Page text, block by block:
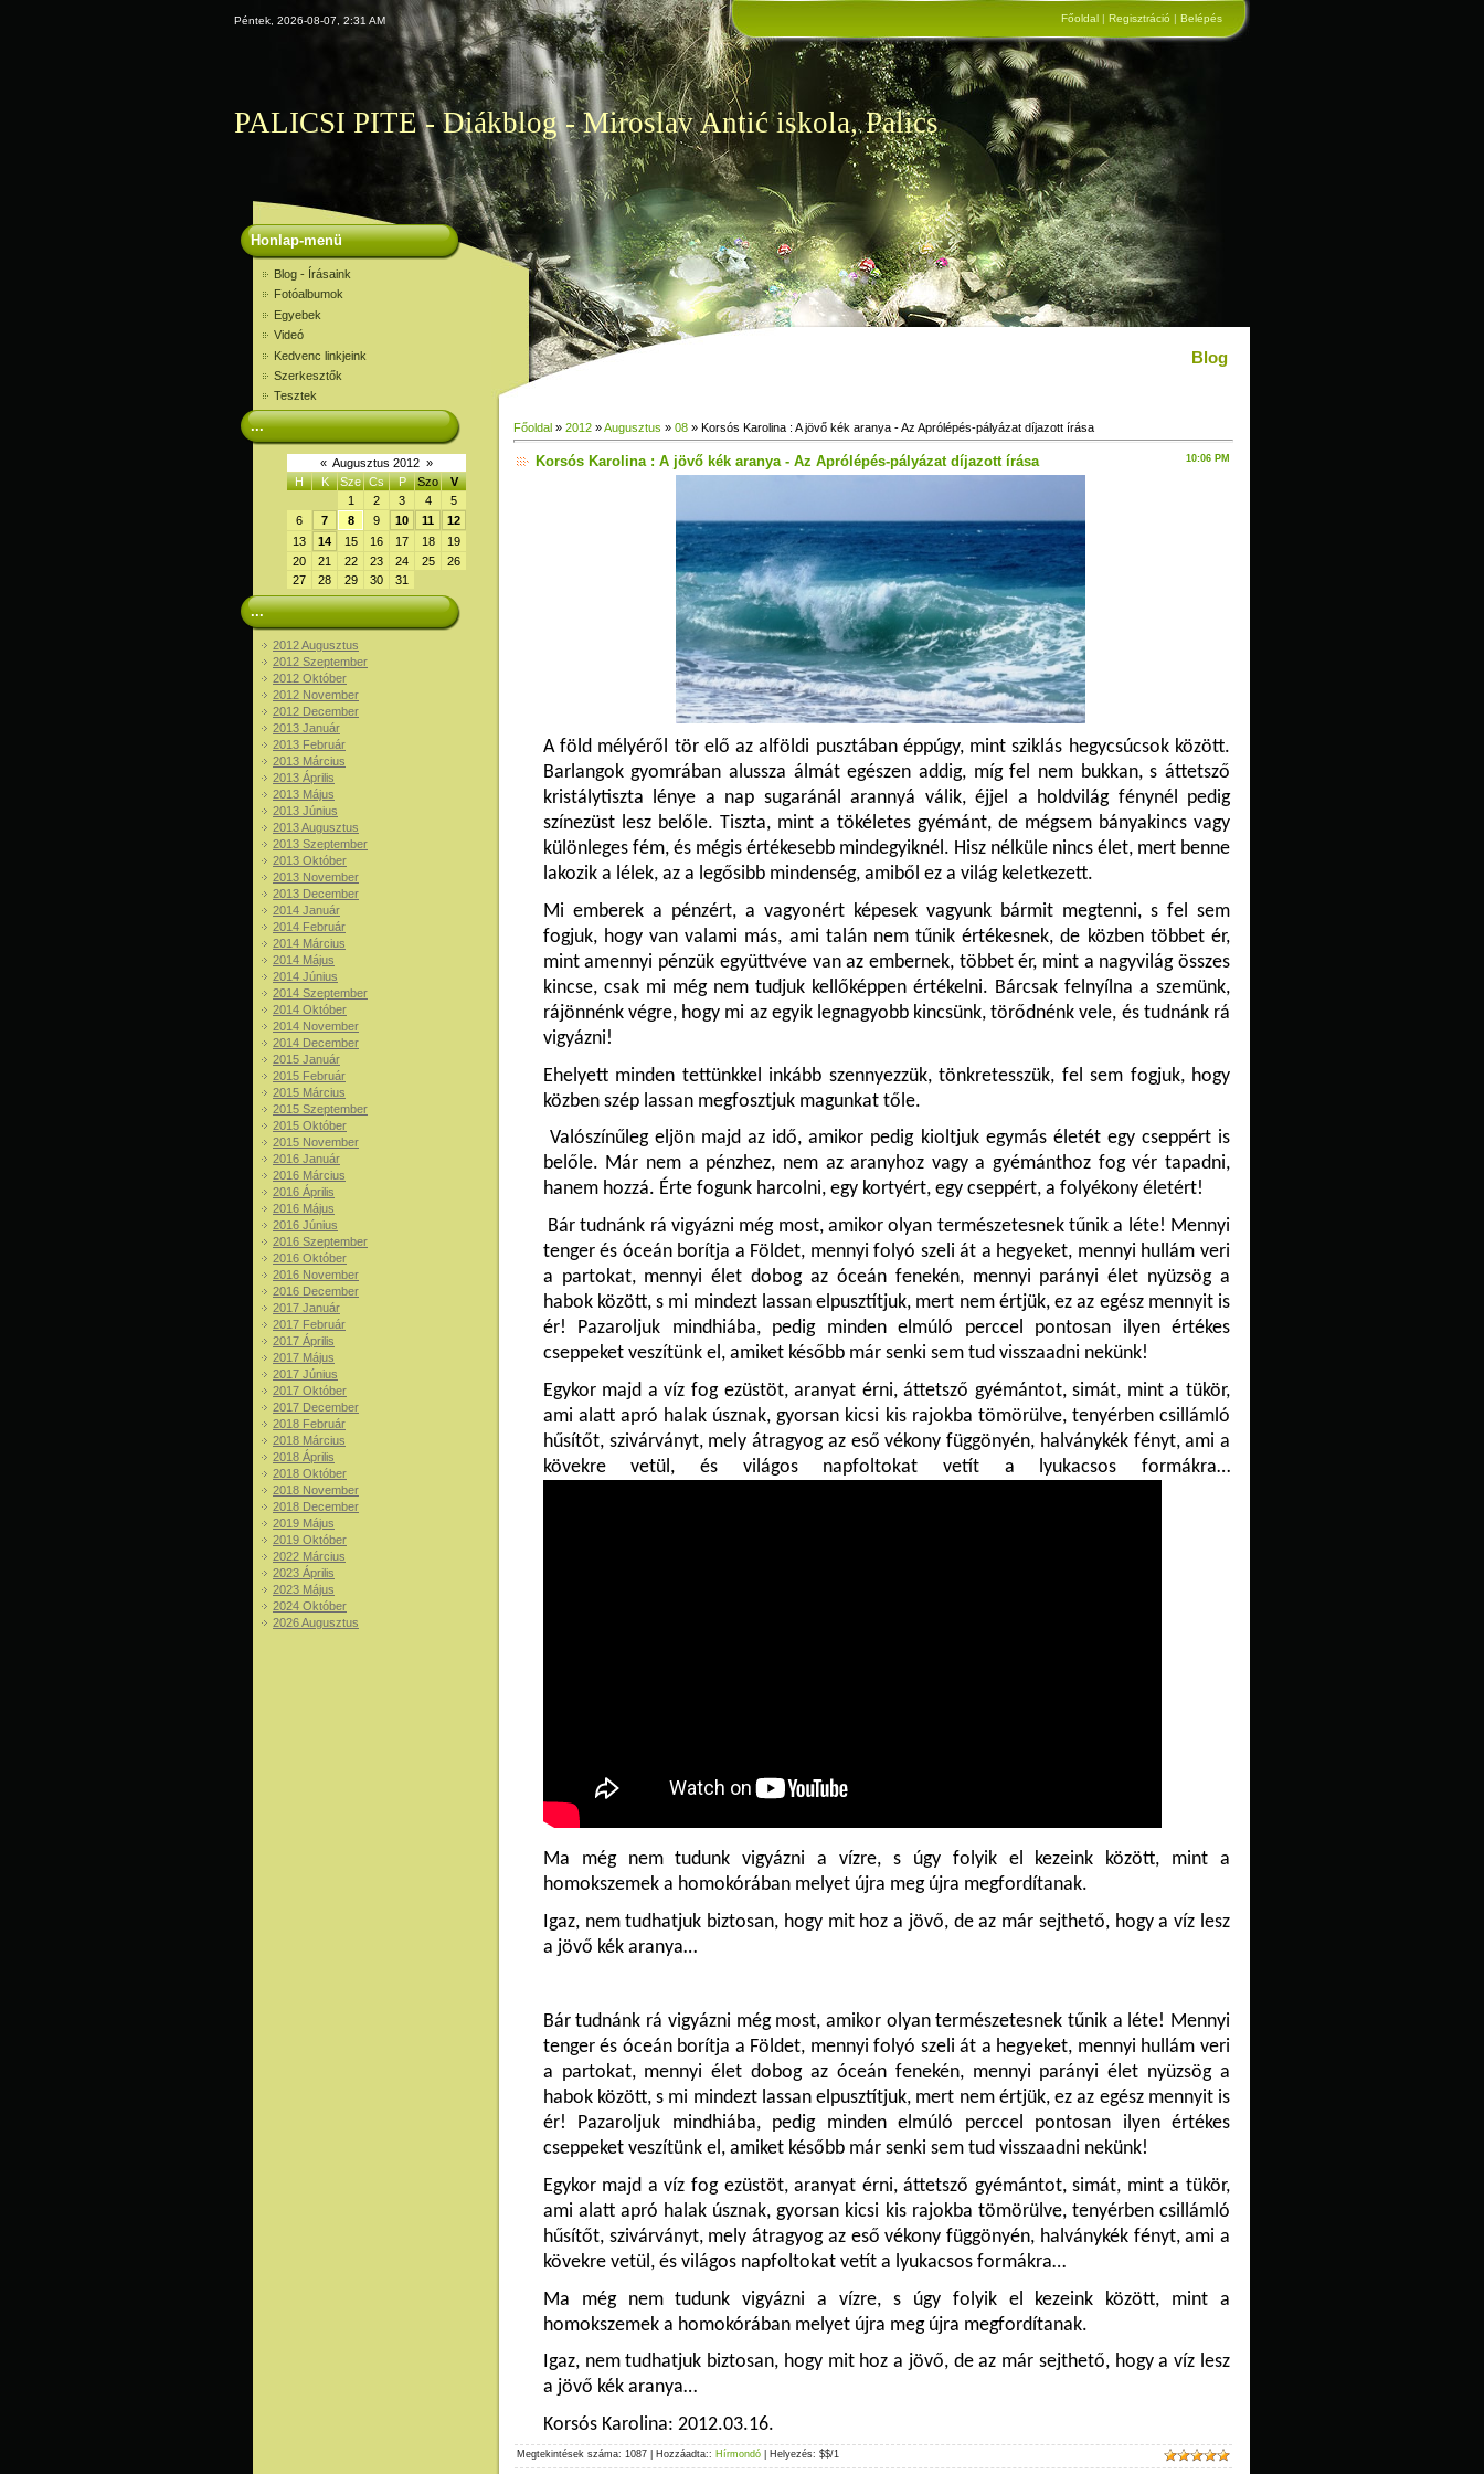
Péntek, 2026-08-07, 2:31 AM Főoldal | Regisztráció | Belépés
PALICSI PITE - Diákblog - Miroslav Antić iskola, Palics
Honlap-menü
Blog - Írásaink
Fotóalbumok
Egyebek
Videó
Kedvenc linkjeink
Szerkesztők
Tesztek
...
« Augusztus 2012 »
H
K Sze Cs P Szo
V
1
2 3 4
5
6
7 8 9 10 11
12
13
14 15 16 17 18
19
20
21 22 23 24 25
26
27
28 29 30 31
...
2012 Augusztus
2012 Szeptember
2012 Október
2012 November
2012 December
2013 Január
2013 Február
2013 Március
2013 Április
2013 Május
2013 Június
2013 Augusztus
2013 Szeptember
2013 Október
2013 November
2013 December
2014 Január
2014 Február
2014 Március
2014 Május
2014 Június
2014 Szeptember
2014 Október
2014 November
2014 December
2015 Január
2015 Február
2015 Március
2015 Szeptember
2015 Október
2015 November
2016 Január
2016 Március
2016 Április
2016 Május
2016 Június
2016 Szeptember
2016 Október
2016 November
2016 December
2017 Január
2017 Február
2017 Április
2017 Május
2017 Június
2017 Október
2017 December
2018 Február
2018 Március
2018 Április
2018 Október
2018 November
2018 December
2019 Május
2019 Október
2022 Március
2023 Április
2023 Május
2024 Október
2026 Augusztus
Blog
Főoldal » 2012 »Augusztus » 08 » Korsós Karolina : A jövő kék aranya - Az Aprólépés-pályázat díjazott írása
10:06 PM
Korsós Karolina : A jövő kék aranya - Az Aprólépés-pályázat díjazott írása
A föld mélyéről tör elő az alföldi pusztában éppúgy, mint sziklás hegycsúcsok között.
Barlangok gyomrában alussza álmát egészen addig, míg fel nem bukkan, s áttetsző
kristálytiszta lénye a nap sugaránál arannyá válik, éjjel a holdvilág fénynél pedig
színezüst lesz belőle. Tiszta, mint a tökéletes gyémánt, de mégsem bányakincs vagy
különleges fém, és mégis értékesebb mindegyiknél. Hisz nélküle nincs élet, mert benne
lakozik a lélek, az a legősibb mindenség, amiből ez a világ keletkezett.
Mi emberek a pénzért, a vagyonért képesek vagyunk bármit megtenni, s fel sem
fogjuk, hogy van valami más, ami talán nem tűnik értékesnek, de közben többet ér,
mint amennyi pénzük együttvéve van az embernek, többet ér, mint a nagyvilág összes
kincse, csak mi még nem tudjuk kellőképpen értékelni. Bárcsak felnyílna a szemünk,
rájönnénk végre, hogy mi az egyik legnagyobb kincsünk, törődnénk vele, és tudnánk rá
vigyázni!
Ehelyett minden tettünkkel inkább szennyezzük, tönkretesszük, fel sem fogjuk, hogy
közben szép lassan megfosztjuk magunkat tőle.
Valószínűleg eljön majd az idő, amikor pedig kioltjuk egymás életét egy cseppért is
belőle. Már nem a pénzhez, nem az aranyhoz vagy a gyémánthoz fog vér tapadni,
hanem hozzá. Érte fogunk harcolni, egy kortyért, egy cseppért, a folyékony életért!
Bár tudnánk rá vigyázni még most, amikor olyan természetesnek tűnik a léte! Mennyi
tenger és óceán borítja a Földet, mennyi folyó szeli át a hegyeket, mennyi hullám veri
a partokat, mennyi élet dobog az óceán fenekén, mennyi parányi élet nyüzsög a
habok között, s mi mindezt lassan elpusztítjuk, mert nem értjük, ez az egész mennyit is
ér! Pazaroljuk mindhiába, pedig minden elmúló perccel pontosan ilyen értékes
cseppeket veszítünk el, amiket később már senki sem tud visszaadni nekünk!
Egykor majd a víz fog ezüstöt, aranyat érni, áttetsző gyémántot, simát, mint a tükör,
ami alatt apró halak úsznak, gyorsan kicsi kis rajokba tömörülve, tenyérben csillámló
hűsítőt, szivárványt, mely átragyog az eső vékony függönyén, halványkék fényt, ami a
kövekre vetül, és világos napfoltokat vetít a lyukacsos formákra…
Ma még nem tudunk vigyázni a vízre, s úgy folyik el kezeink között, mint a
homokszemek a homokórában melyet újra meg újra megfordítanak.
Igaz, nem tudhatjuk biztosan, hogy mit hoz a jövő, de az már sejthető, hogy a víz lesz
a jövő kék aranya…
Bár tudnánk rá vigyázni még most, amikor olyan természetesnek tűnik a léte! Mennyi
tenger és óceán borítja a Földet, mennyi folyó szeli át a hegyeket, mennyi hullám veri
a partokat, mennyi élet dobog az óceán fenekén, mennyi parányi élet nyüzsög a
habok között, s mi mindezt lassan elpusztítjuk, mert nem értjük, ez az egész mennyit is
ér! Pazaroljuk mindhiába, pedig minden elmúló perccel pontosan ilyen értékes
cseppeket veszítünk el, amiket később már senki sem tud visszaadni nekünk!
Egykor majd a víz fog ezüstöt, aranyat érni, áttetsző gyémántot, simát, mint a tükör,
ami alatt apró halak úsznak, gyorsan kicsi kis rajokba tömörülve, tenyérben csillámló
hűsítőt, szivárványt, mely átragyog az eső vékony függönyén, halványkék fényt, ami a
kövekre vetül, és világos napfoltokat vetít a lyukacsos formákra…
Ma még nem tudunk vigyázni a vízre, s úgy folyik el kezeink között, mint a
homokszemek a homokórában melyet újra meg újra megfordítanak.
Igaz, nem tudhatjuk biztosan, hogy mit hoz a jövő, de az már sejthető, hogy a víz lesz
a jövő kék aranya…
Korsós Karolina: 2012.03.16.
Megtekintések száma: 1087 | Hozzáadta:: Hírmondó Helyezés: $$/1